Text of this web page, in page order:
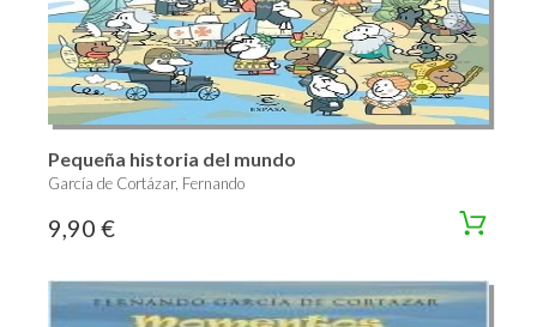
Pequeña historia del mundo
García de Cortázar, Fernando
9,90 €